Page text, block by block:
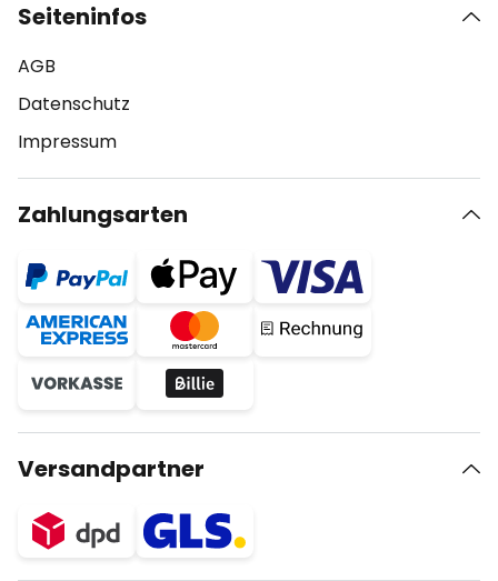
Seiteninfos
AGB
Datenschutz
Impressum
Zahlungsarten
Versandpartner